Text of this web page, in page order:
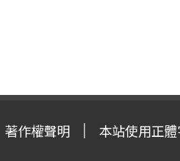
著作權聲明 本站使用正